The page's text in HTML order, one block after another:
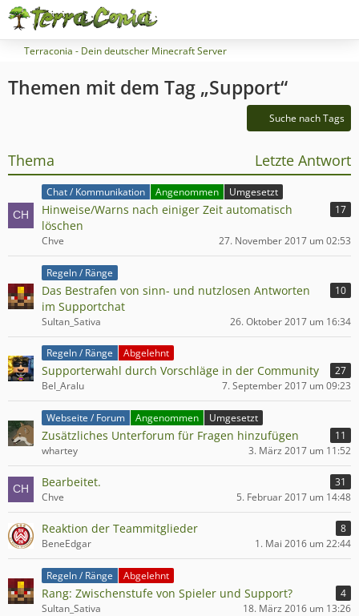
Terraconia - Dein deutscher Minecraft Server
Themen mit dem Tag „Support“
Suche nach Tags
Thema Letzte Antwort
Chat / Kommunikation Angenommen Umgesetzt
Hinweise/Warns nach einiger Zeit automatisch
löschen
17
Chve 27. November 2017 um 02:53
Regeln / Ränge
Das Bestrafen von sinn- und nutzlosen Antworten
im Supportchat
10
Sultan_Sativa 26. Oktober 2017 um 16:34
Regeln / Ränge Abgelehnt
Supporterwahl durch Vorschläge in der Community
27
Bel_Aralu
7. September 2017 um 09:23
Webseite / Forum Angenommen Umgesetzt
Zusätzliches Unterforum für Fragen hinzufügen
11
whartey
3. März 2017 um 11:52
Bearbeitet.
31
Chve
5. Februar 2017 um 14:48
Reaktion der Teammitglieder
8
BeneEdgar
1. Mai 2016 um 22:44
Regeln / Ränge Abgelehnt
Rang: Zwischenstufe von Spieler und Support?
4
Sultan_Sativa
18. März 2016 um 13:26